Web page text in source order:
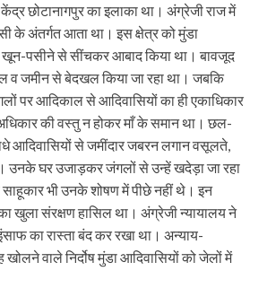
छोटानागपुर का इलाका था। अंग्रेजी राज में
के अंतर्गत आता था। इस क्षेत्र को मुंडा
खून-पसीने से सींचकर आबाद किया था। बावजूद
व जमीन से बेदखल किया जा रहा था। जबकि
पर आदिकाल से आदिवासियों का ही एकाधिकार
की वस्तु न होकर माँ के समान था। छल-
आदिवासियों से जमींदार जबरन लगान वसूलते,
उनके घर उजाड़कर जंगलों से उन्हें खदेड़ा जा रहा
भी उनके शोषण में पीछे नहीं थे। इन
खुला संरक्षण हासिल था। अंग्रेजी न्यायालय ने
का रास्ता बंद कर रखा था। अन्याय-
वाले निर्दोष मुंडा आदिवासियों को जेलों में